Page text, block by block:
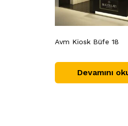
Avm Kiosk Büfe 18
Devamını